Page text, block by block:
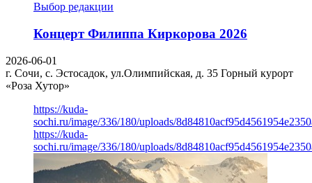
Выбор редакции
Концерт Филиппа Киркорова 2026
2026-06-01
г. Сочи, с. Эстосадок, ул.Олимпийская, д. 35 Горный курорт
«Роза Хутор»
https://kuda-
sochi.ru/image/336/180/uploads/
https://kuda-
sochi.ru/image/336/180/uploads/